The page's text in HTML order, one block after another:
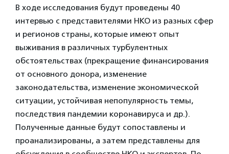
В ходе исследования будут проведены 40
интервью с представителями НКО из разных сфер
и регионов страны, которые имеют опыт
выживания в различных турбулентных
обстоятельствах (прекращение финансирования
от основного донора, изменение
законодательства, изменение экономической
ситуации, устойчивая непопулярность темы,
последствия пандемии коронавируса и др.).
Полученные данные будут сопоставлены и
проанализированы, а затем представлены для